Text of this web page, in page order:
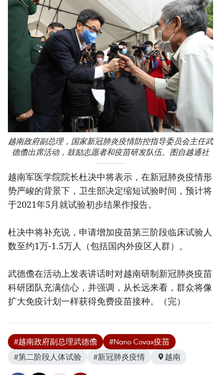
越南政府副总理，国家新冠肺炎疫情防控指导委员会主任武
德儋出席活动，鼓励志愿者和疫苗研发队伍。图自越通社
越南军医学院院长杜决中将表示，在新冠肺炎疫情形
势严峻的背景下，卫生部决定缩短试验时间，预计将
于2021年5月就试验初步结果作报告。
杜决中将补充说，申请增加疫苗第三阶段临床试验人
数至约1万-1.5万人（包括国内外疫区人群）。
武德儋在活动上发表讲话时对越南研制新冠肺炎疫苗
科研团队充满信心，并强调，从长远来看，群众将像
扩大免疫计划一样获得免费疫苗接种。（完）
#越南政府副总理武德儋
#Nano Covax疫苗
#第二阶段人体试验
#新冠肺炎疫情 越南